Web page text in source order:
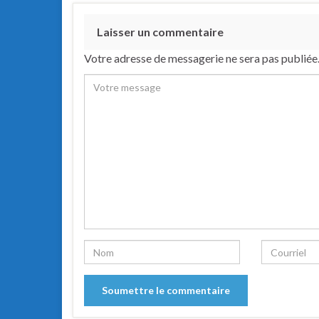
Laisser un commentaire
Votre adresse de messagerie ne sera pas publiée.